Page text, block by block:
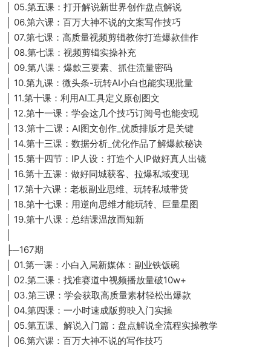
│ 05.第五课：打开解说新世界创作盘点解说
│ 06.第六课：百万大神不说的文案写作技巧
│ 07.第七课：高质量视频剪辑教你打造爆款佳作
│ 08.第七课：视频剪辑实操补充
│ 09.第八课：爆款三要素、抓住流量密码
│ 10.第九课：微头条-玩转AI小白也能实现批量
│ 11.第十课：利用AI工具定义原创图文
│ 12.第十一课：学会这几个技巧订阅号也能变现
│ 13.第十二课：AI图文创作_优质排版才是关键
│ 14.第十三课：数据分析_优化作品了解爆款秘诀
│ 15.第十四节：IP人设：打造个人IP做好真人出镜
│ 16.第十五课：做好同城获客、拉爆私域变现
│ 17.第十六课：老板副业思维、玩转私域带货
│ 18.第十七课：用逆向思维才能玩转、巨量星图
│ 19.第十八课：总结课温故而知新
├─167期
│ 01.第一课：小白入局新媒体：副业铁饭碗
│ 02.第二课：找准赛道中视频播放量破10w+
│ 03.第三课：学会获取高质量素材轻松出爆款
│ 04.第四课：一小时速成版剪映入门实操
│ 05.第五课、解说入门篇：盘点解说全流程实操教学
│ 06.第六课：百万大神不说的写作技巧